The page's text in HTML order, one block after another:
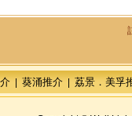
| 葵涌推介| 荔景．美孚